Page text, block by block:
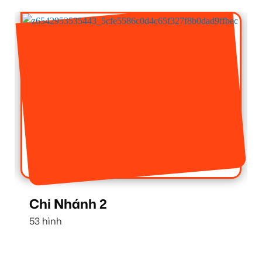
Chi Nhánh 2
53 hình